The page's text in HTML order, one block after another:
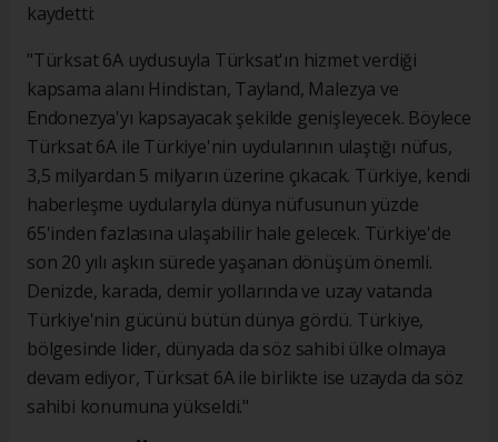
kaydetti:
"Türksat 6A uydusuyla Türksat'ın hizmet verdiği
kapsama alanı Hindistan, Tayland, Malezya ve
Endonezya'yı kapsayacak şekilde genişleyecek. Böylece
Türksat 6A ile Türkiye'nin uydularının ulaştığı nüfus,
3,5 milyardan 5 milyarın üzerine çıkacak. Türkiye, kendi
haberleşme uydularıyla dünya nüfusunun yüzde
65'inden fazlasına ulaşabilir hale gelecek. Türkiye'de
son 20 yılı aşkın sürede yaşanan dönüşüm önemli.
Denizde, karada, demir yollarında ve uzay vatanda
Türkiye'nin gücünü bütün dünya gördü. Türkiye,
bölgesinde lider, dünyada da söz sahibi ülke olmaya
devam ediyor, Türksat 6A ile birlikte ise uzayda da söz
sahibi konumuna yükseldi."